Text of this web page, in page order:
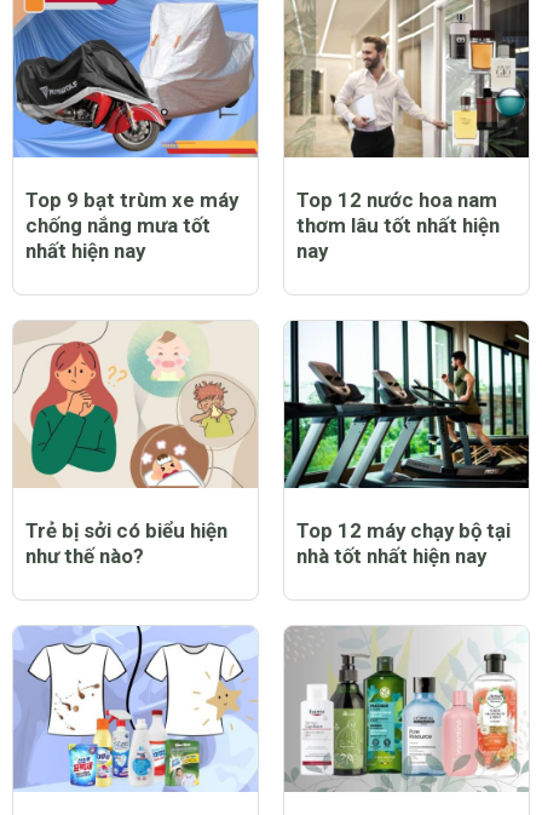
Top 9 bạt trùm xe máy
chống nắng mưa tốt
nhất hiện nay
Top 12 nước hoa nam
thơm lâu tốt nhất hiện
nay
Trẻ bị sởi có biểu hiện
như thế nào?
Top 12 máy chạy bộ tại
nhà tốt nhất hiện nay